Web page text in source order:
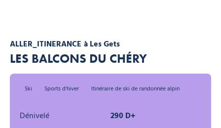
ALLER_ITINERANCE à Les Gets
LES BALCONS DU CHÉRY
Ski Sports d'hiver Itinéraire de ski de randonnée alpin
Dénivelé
290 D+